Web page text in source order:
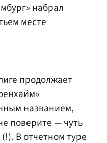
набрал
месте
продолжает
названием,
поверите — чуть
В отчетном туре